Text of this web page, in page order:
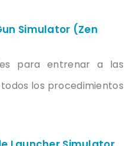
Simulator (Zen
paraentrenar a las
todos los procedimientos